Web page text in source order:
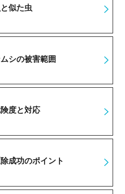
似た虫
シの被害範囲
度と対応
成功のポイント